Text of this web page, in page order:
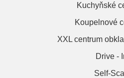
Kuchyňské
Koupelnové
XXL centrum
Drive -
Self-